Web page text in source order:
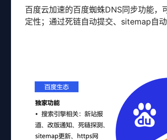
百度云加速的百度蜘蛛DNS同步功能
定性；通过死链自动提交、sitemap自